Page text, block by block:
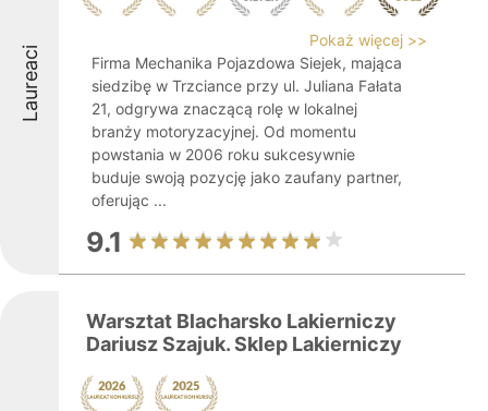
Laureaci
Pokaż więcej >>
Firma Mechanika Pojazdowa Siejek, mająca
siedzibę w Trzciance przy ul. Juliana Fałata
21, odgrywa znaczącą rolę w lokalnej
branży motoryzacyjnej. Od momentu
powstania w 2006 roku sukcesywnie
buduje swoją pozycję jako zaufany partner,
oferując ...
9.1
Warsztat Blacharsko Lakierniczy
Dariusz Szajuk. Sklep Lakierniczy